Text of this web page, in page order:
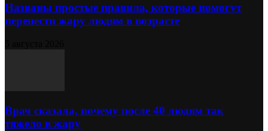
Названы простые правила, которые помогут
перенести жару людям в возрасте
Врач сказала, почему после 40 людям так
тяжело в жару